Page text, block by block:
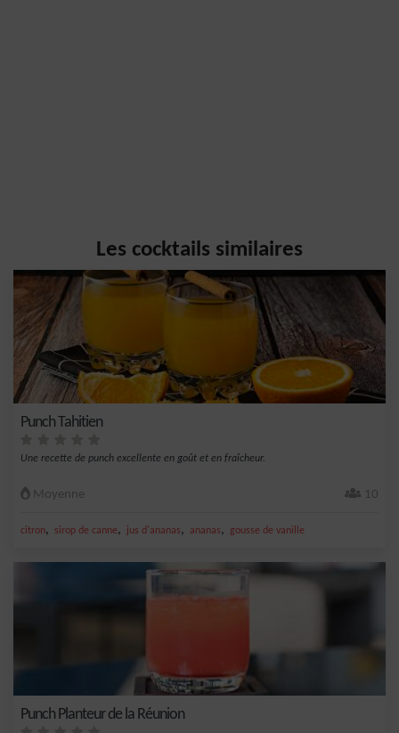
Les cocktails similaires
Punch Tahitien
Une recette de punch excellente en goût et en fraîcheur.
Moyenne 10
citron, sirop de canne, jus d'ananas, ananas, gousse de vanille
Punch Planteur de la Réunion